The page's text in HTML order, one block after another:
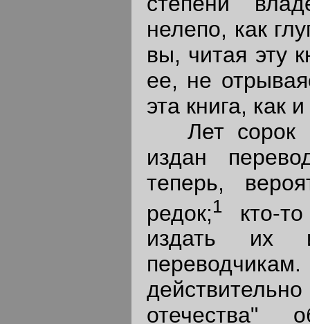
нелепо, как
вы, читая эту
ее, не
эта книга, как
Лет сорок
издан
теперь,
редок;1 кто-
издать
отечества"